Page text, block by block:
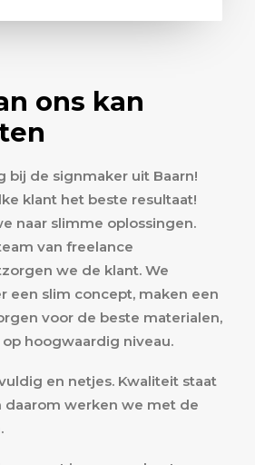
ons kan
bij de signmaker uit Baarn!
klant het beste resultaat!
naar slimme oplossingen.
van freelance
we de klant. We
een slim concept, maken een
voor de beste materialen,
hoogwaardig niveau.
en netjes. Kwaliteit staat
daarom werken we met de